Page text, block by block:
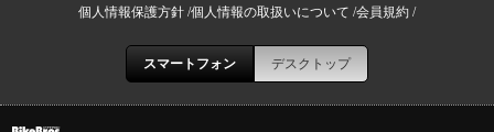
個人情報保護方針 個人情報の取扱いについて 会員規約
スマートフォン デスクトップ